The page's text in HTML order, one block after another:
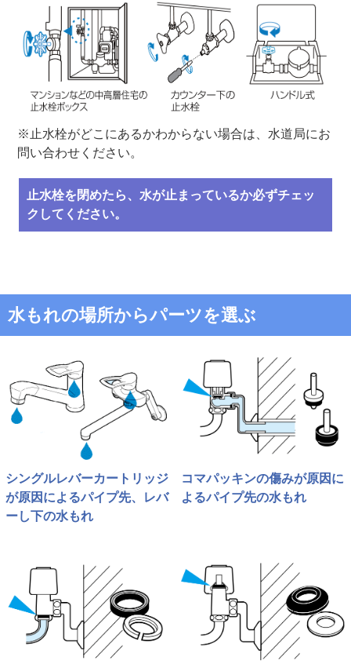
※止水栓がどこにあるかわからない場合は、水道局にお
問い合わせください。
止水栓を閉めたら、水が止まっているか必ずチェッ
クしてください。
水もれの場所からパーツを選ぶ
シングルレバーカートリッジ
が原因によるパイプ先、レバ
ーし下の水もれ
コマパッキンの傷みが原因に
よるパイプ先の水もれ